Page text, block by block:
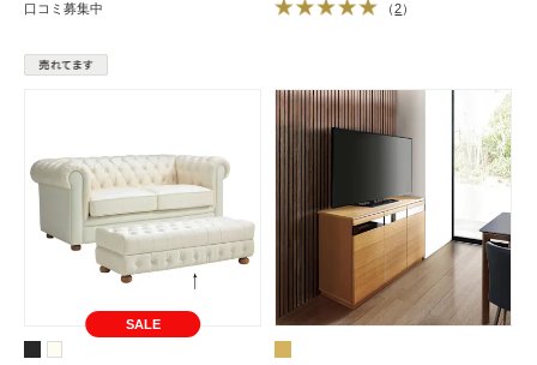
口コミ募集中 （2）
SALE